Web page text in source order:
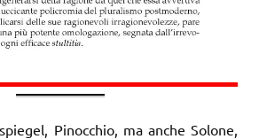
Pinocchio, ma anche Solone,